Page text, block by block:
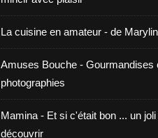
La cuisine en amateur - de
Amuses Bouche - Gourmandises
photographies
Mamina - Et si c'était bon ... un joli
découvrir